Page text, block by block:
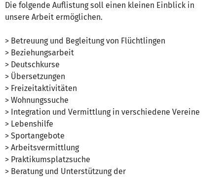
Die folgende Auflistung soll einen kleinen Einblick in
unsere Arbeit ermöglichen.
> Betreuung und Begleitung von Flüchtlingen
> Beziehungsarbeit
> Deutschkurse
> Übersetzungen
> Freizeitaktivitäten
> Wohnungssuche
> Integration und Vermittlung in verschiedene Vereine
> Lebenshilfe
> Sportangebote
> Arbeitsvermittlung
> Praktikumsplatzsuche
> Beratung und Unterstützung der